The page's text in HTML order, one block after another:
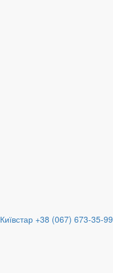
Київстар +38 (067) 673-35-99